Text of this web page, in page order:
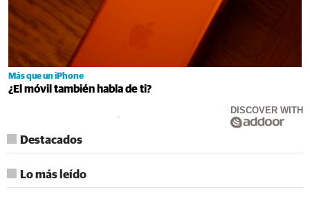
Más que un iPhone
¿El móvil también habla de ti?
DISCOVER WITH
Destacados
Lo más leído